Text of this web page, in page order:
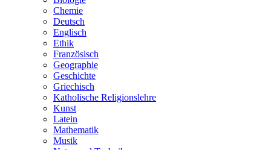
Chemie
Deutsch
Englisch
Ethik
Französisch
Geographie
Geschichte
Griechisch
Katholische Religionslehre
Kunst
Latein
Mathematik
Musik